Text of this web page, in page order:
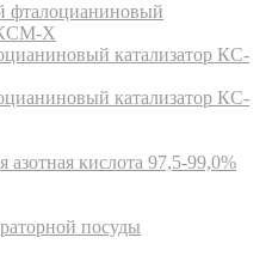
фталоцианиновый
КСМ-Х
катализатор КС-
катализатор КС-
азотная кислота 97,5-99,0%
посуды